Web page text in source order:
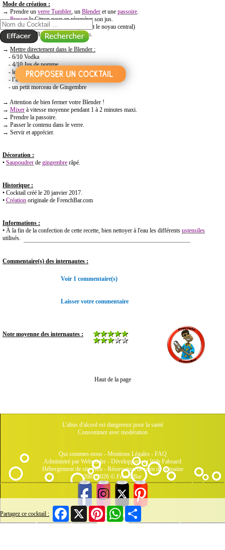
Partagez ce cocktail :
FacebookX Pinterest WhatsApp
Mode de création :
→ Prendre un verre Tumbler, un Blender et une passoire.
→Presserle Citron pour en récupérer son jus.
→ Préparer l’avocat (enlever la peau et le noyau central)
→ Remplir le Blender avec 6 glaçons.
→ Mettre directement dans le Blender :
- 6/10 Vodka
- 4/10 Jus de pomme
- le jus du Citron
- l’avocat
- un petit morceau de Gingembre
→ Attention de bien fermer votre Blender !
→ Mixer à vitesse moyenne pendant 1 à 2 minutes maxi.
→ Prendre la passoire.
→ Passer le contenu dans le verre.
→ Servir et apprécier.
Décoration :
• Saupoudrer de gingembre râpé.
Historique :
• Cocktail créé le 20 janvier 2017.
• Création originale de FrenchBar.com
Informations :
• À la fin de la confection de cette recette, bien nettoyer à l'eau les différents ustensiles
utilisés.
Commentaire(s) des internautes :
Voir 1 commentaire(s)
Laisser votre commentaire
Note moyenne des internautes :
Haut de la page
L'abus d'alcool est dangereux pour la santé
Consommez avec modération
Qui sommes-nous- Mentions Légales- FAQ
Administré par Webtender - Développement Web Faboard
Hébergement de site Web- Réservation de nom de domaine
2001/2026 © FrenchBar
1 Connecté